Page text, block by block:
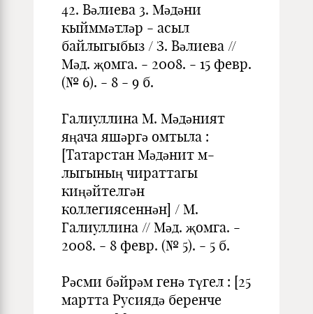
42. Вәлиева 3. Мәдәни
кыйммәтләр - асыл
байлыгыбыз / З. Вәлиева //
Мәд. җомга. - 2008. - 15 февр.
(№ 6). - 8 - 9 б.
Галиуллина М. Мәдәният
яңача яшәргә омтыла :
[Татарстан Мәдәнит м-
лыгының чираттагы
киңәйтелгән
коллегиясеннән] / М.
Галиуллина // Мәд. җомга. -
2008. - 8 февр. (№ 5). - 5 б.
Рәсми бәйрәм генә түгел : [25
мартта Русиядә беренче